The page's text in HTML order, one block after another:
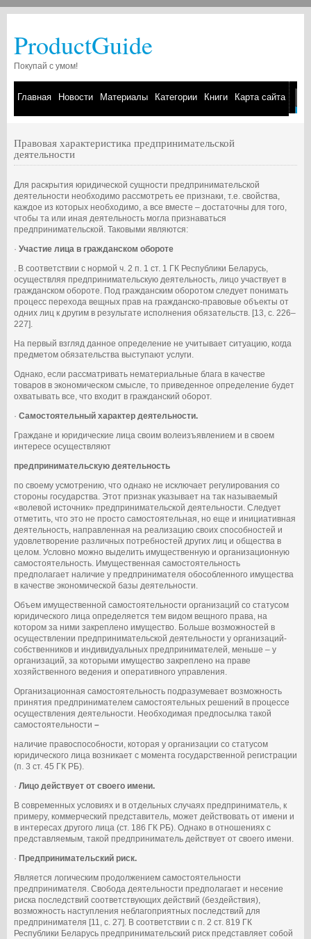
ProductGuide
Покупай с умом!
Главная Новости Материалы Категории Книги Карта сайта
Правовая характеристика предпринимательской
деятельности
Для раскрытия юридической сущности предпринимательской
деятельности необходимо рассмотреть ее признаки, т.е. свойства,
каждое из которых необходимо, а все вместе – достаточны для того,
чтобы та или иная деятельность могла признаваться
предпринимательской. Таковыми являются:
· Участие лица в гражданском обороте
. В соответствии с нормой ч. 2 п. 1 ст. 1 ГК Республики Беларусь,
осуществляя предпринимательскую деятельность, лицо участвует в
гражданском обороте. Под гражданским оборотом следует понимать
процесс перехода вещных прав на гражданско-правовые объекты от
одних лиц к другим в результате исполнения обязательств. [13, с. 226–
227].
На первый взгляд данное определение не учитывает ситуацию, когда
предметом обязательства выступают услуги.
Однако, если рассматривать нематериальные блага в качестве
товаров в экономическом смысле, то приведенное определение будет
охватывать все, что входит в гражданский оборот.
· Самостоятельный характер деятельности.
Граждане и юридические лица своим волеизъявлением и в своем
интересе осуществляют
предпринимательскую деятельность
по своему усмотрению, что однако не исключает регулирования со
стороны государства. Этот признак указывает на так называемый
«волевой источник» предпринимательской деятельности. Следует
отметить, что это не просто самостоятельная, но еще и инициативная
деятельность, направленная на реализацию своих способностей и
удовлетворение различных потребностей других лиц и общества в
целом. Условно можно выделить имущественную и организационную
самостоятельность. Имущественная самостоятельность
предполагает наличие у предпринимателя обособленного имущества
в качестве экономической базы деятельности.
Объем имущественной самостоятельности организаций со статусом
юридического лица определяется тем видом вещного права, на
котором за ними закреплено имущество. Больше возможностей в
осуществлении предпринимательской деятельности у организаций-
собственников и индивидуальных предпринимателей, меньше – у
организаций, за которыми имущество закреплено на праве
хозяйственного ведения и оперативного управления.
Организационная самостоятельность подразумевает возможность
принятия предпринимателем самостоятельных решений в процессе
осуществления деятельности. Необходимая предпосылка такой
самостоятельности –
наличие правоспособности, которая у организации со статусом
юридического лица возникает с момента государственной регистрации
(п. 3 ст. 45 ГК РБ).
· Лицо действует от своего имени.
В современных условиях и в отдельных случаях предприниматель, к
примеру, коммерческий представитель, может действовать от имени и
в интересах другого лица (ст. 186 ГК РБ). Однако в отношениях с
представляемым, такой предприниматель действует от своего имени.
· Предпринимательский риск.
Является логическим продолжением самостоятельности
предпринимателя. Свобода деятельности предполагает и несение
риска последствий соответствующих действий (бездействия),
возможность наступления неблагоприятных последствий для
предпринимателя [11, с. 27]. В соответствии с п. 2 ст. 819 ГК
Республики Беларусь предпринимательский риск представляет собой